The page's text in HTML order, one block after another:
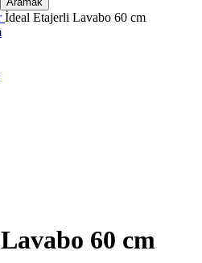
İdeal Etajerli Lavabo 60 cm
60 cm